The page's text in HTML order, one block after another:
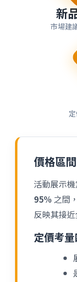
新
市場建
價格區
活動展示
95% 之間
反映其接
定價考